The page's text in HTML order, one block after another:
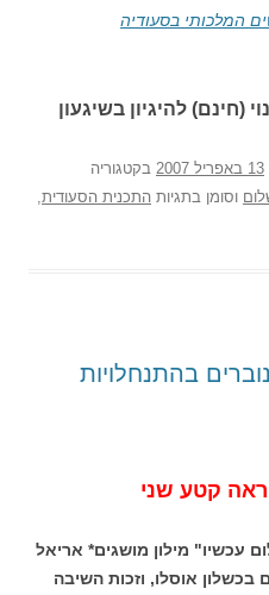
בסעודיה
להיגיון בשיגעון
בקטגוריה
בתגיותהתכנית הסעודית,
בהתנחלויות
קטע שני
מילון מושגים* אריאל
אוסלו, וזכות השיבה